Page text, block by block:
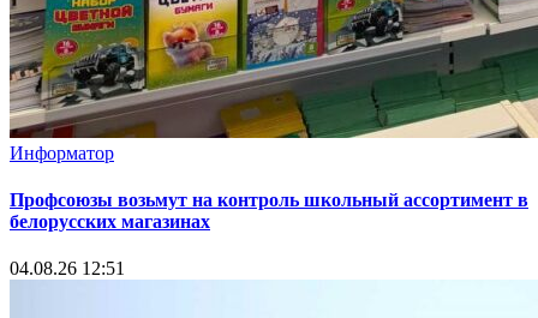
Информатор
Профсоюзы возьмут на контроль школьный ассортимент в
белорусских магазинах
04.08.26 12:51